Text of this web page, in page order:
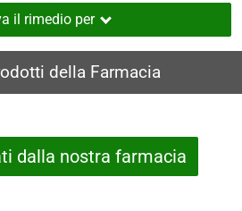
il rimedio per
della Farmacia
dalla nostra farmacia